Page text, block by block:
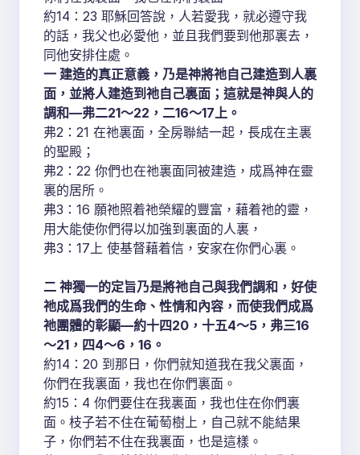
約14：23 耶穌回答說，人若愛我，就必遵守我
的話，我父也必愛他，並且我們要到他那裏去，
同他安排住處。
一 建造的真正意義，乃是神將祂自己建造到人裏
面，並將人建造到祂自己裏面；這就是神與人的
調和—弗二21～22，二16～17上。
弗2：21 在祂裏面，全房聯結一起，長成在主裏
的聖殿；
弗2：22 你們也在祂裏面同被建造，成爲神在靈
裏的居所。
弗3：16 願祂照着祂榮耀的豐富，藉着祂的靈，
用大能使你們得以加強到裏面的人裏，
弗3：17上 使基督藉着信，安家在你們心裏。
二 神獨一的定旨乃是將祂自己與我們調和，好使
祂成爲我們的生命、性情和內容，而使我們成爲
祂團體的彰顯—約十四20，十五4～5，弗三16
～21，四4～6，16。
約14：20 到那日，你們就知道我在我父裏面，
你們在我裏面，我也在你們裏面。
約15：4 你們要住在我裏面，我也住在你們裏
面。枝子若不住在葡萄樹上，自己就不能結果
子，你們若不住在我裏面，也是這樣。